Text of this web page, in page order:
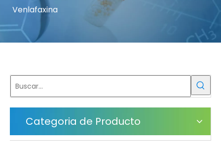
Venlafaxina
Categoria de Producto